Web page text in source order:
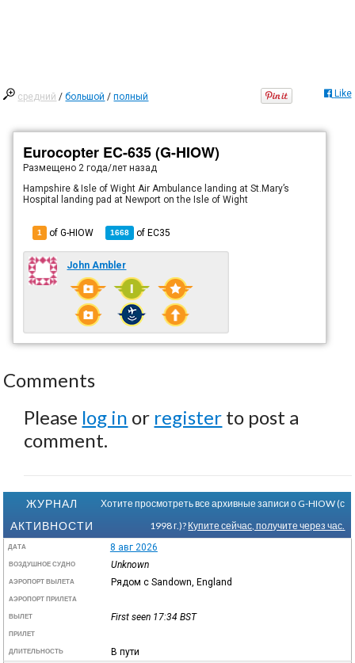
средний /большой /полный Like
Eurocopter EC-635 (G-HIOW)
Размещено 2 года/лет назад
Hampshire & Isle of Wight Air Ambulance landing at St.Mary’s
Hospital landing pad at Newport on the Isle of Wight
1 of G-HIOW 1668 ofEC35
John Ambler
Comments
Please log in or register to post a
comment.
ЖУРНАЛ
АКТИВНОСТИ
Хотите просмотреть все архивные записи о G-HIOW (с
1998 г.)? Купите сейчас, получите через час.
ДАТА 8 авг 2026
ВОЗДУШНОЕ СУДНО Unknown
АЭРОПОРТ ВЫЛЕТА Рядом с Sandown, England
АЭРОПОРТ ПРИЛЕТА
ВЫЛЕТ First seen 17:34 BST
ПРИЛЕТ
ДЛИТЕЛЬНОСТЬ В пути